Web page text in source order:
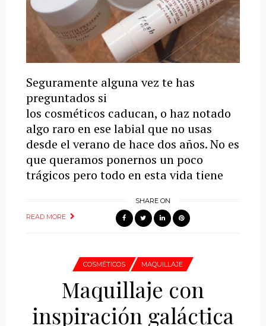
Seguramente alguna vez te has
preguntados si
los cosméticos caducan, o haz notado
algo raro en ese labial que no usas
desde el verano de hace dos años. No es
que queramos ponernos un poco
trágicos pero todo en esta vida tiene
READ MORE
SHARE ON
COSMÉTICOS MAQUILLAJE
Maquillaje con
inspiración galáctica